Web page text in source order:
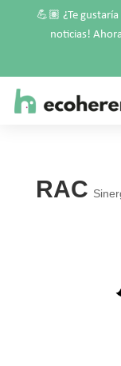
RAC
💪🏽 ¿Te
noticias!